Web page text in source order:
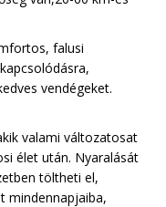
falusi
vendégeket.
valami változatosat
élet után. Nyaralását
töltheti el,
mindennapjaiba,